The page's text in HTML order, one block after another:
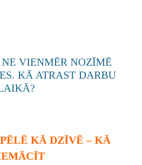
KĀ DZĪVĒ – KĀ